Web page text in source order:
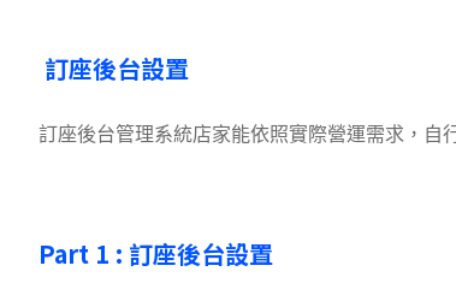
訂座後台設置
訂座後台管理系統店家能依照實際營運需求，自
Part 1 : 訂座後台設置